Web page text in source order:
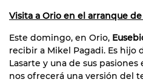
Visita a Orio en el arranque
Este domingo, en Orio,
recibir a Mikel Pagadi. Es hijo
Lasarte y una de sus pasiones
nos ofrecerá una versión del